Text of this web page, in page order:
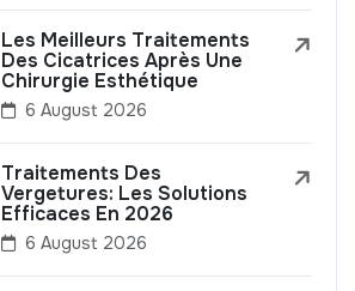
Les Meilleurs Traitements
Des Cicatrices Après Une
Chirurgie Esthétique
6 August 2026
Traitements Des
Vergetures: Les Solutions
Efficaces En 2026
6 August 2026